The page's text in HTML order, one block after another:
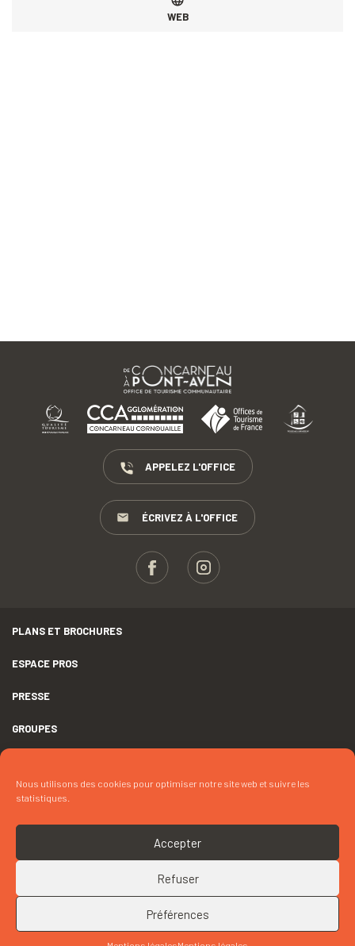
Nous utilisons des cookies pour optimiser notre site web et suivre les
statistiques.
Accepter
Refuser
Préférences
WEB
CONTACTEZ « CRÊPERIE DE TOULVEN »
APPELEZ L'OFFICE
ÉCRIVEZ À L'OFFICE
PLANS ET BROCHURES
ESPACE PROS
PRESSE
GROUPES
DÉCLARATION D’ACCESSIBILITÉ
CRÉDITS
COOKIES
RETOUR EN HAUT